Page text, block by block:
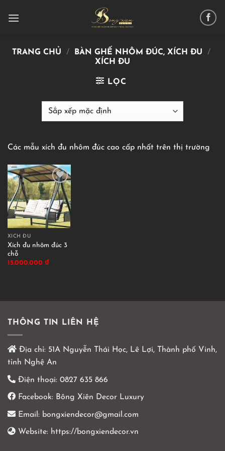
đến
TRANG CHỦ
/ BÀN GHẾ NHÔM ĐÚC, XÍCH ĐU
/
XÍCH ĐU
LỌC
Các mẫu xích đu nhôm đúc cao cấp nhất trên thị trường
XÍCH ĐU
Xích đu nhôm đúc 3
chỗ
15.000.000 ₫
THÔNG TIN LIÊN HỆ
Địa chỉ: 51A Nguyễn Thái Học, Lê Lợi, Thành phố Vinh,
tỉnh Nghệ An
Điện thoại: 0827 635 866
Facebook: Bông Xiên Decor Luxury
Email: bongxiendecor@gmail.com
Website: https://bongxiendecor.vn